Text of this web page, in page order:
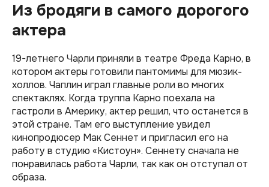
Из бродяги в самого дорогого
актера
19-летнего Чарли приняли в театре Фреда Карно, в
котором актеры готовили пантомимы для мюзик-
холлов. Чаплин играл главные роли во многих
спектаклях. Когда труппа Карно поехала на
гастроли в Америку, актер решил, что останется в
этой стране. Там его выступление увидел
кинопродюсер Мак Сеннет и пригласил его на
работу в студию «Кистоун». Сеннету сначала не
понравилась работа Чарли, так как он отступал от
образа.